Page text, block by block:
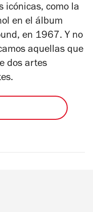
icónicas, como la
en el álbum
en 1967. Y no
aquellas que
dos artes